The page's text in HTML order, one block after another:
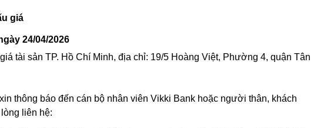
giá
24/04/2026
tài sản TP. Hồ Chí Minh, địa chỉ: 19/5 Hoàng Việt, Phường 4, quận Tân
thông báo đến cán bộ nhân viên Vikki Bank hoặc người thân, khách
liên hệ: